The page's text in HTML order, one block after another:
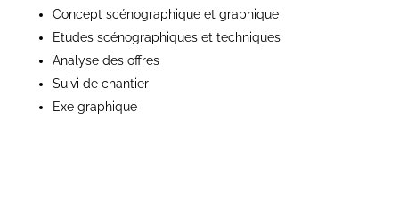
Concept scénographique et graphique
Etudes scénographiques et techniques
Analyse des offres
Suivi de chantier
Exe graphique